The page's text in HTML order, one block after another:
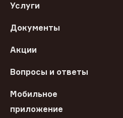
Услуги
Документы
Акции
Вопросы и ответы
Мобильное
приложение